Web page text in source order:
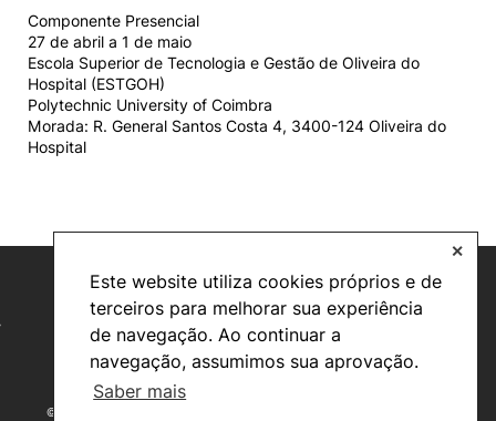
Este website utiliza cookies próprios e de
terceiros para melhorar sua experiência
de navegação. Ao continuar a
navegação, assumimos sua aprovação.
Saber mais
✕
Componente Presencial
27 de abril a 1 de maio
Escola Superior de Tecnologia e Gestão de Oliveira do
Hospital (ESTGOH)
Polytechnic University of Coimbra
Morada: R. General Santos Costa 4, 3400-124 Oliveira do
Hospital
©2026 Instituto Politécnico de Coimbra. Todos os direitos reservados.